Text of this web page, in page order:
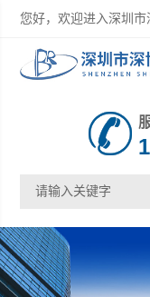
您好，欢迎进入深圳市